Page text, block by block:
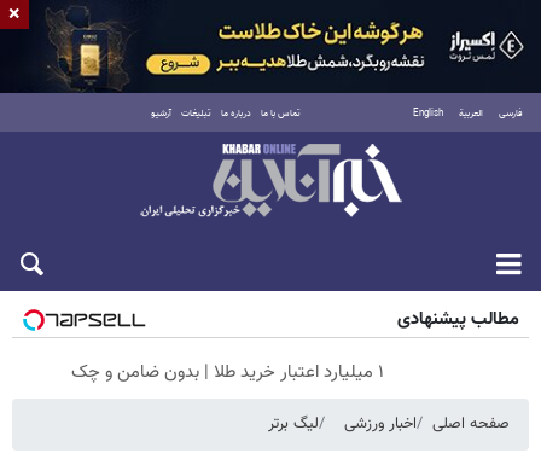
فارسی العربية English تماس با ما درباره ما تبلیغات آرشیو
شنبه ۱۷ مرداد ۱۴۰۵
مطالب پیشنهادی
۱ میلیارد اعتبار خرید طلا | بدون ضامن و چک
صفحه اصلی اخبار ورزشی لیگ برتر
×